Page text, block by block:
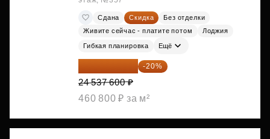
Сдана Скидка
Без отделки
Живите сейчас - платите потом
Лоджия
Гибкая планировка Ещё
19 630 080 ₽ -20%
24 537 600 ₽
460 800 ₽ за м²